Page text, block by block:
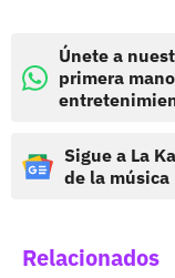
Únete a
primera
Sigue a La
de la música
Relacionados